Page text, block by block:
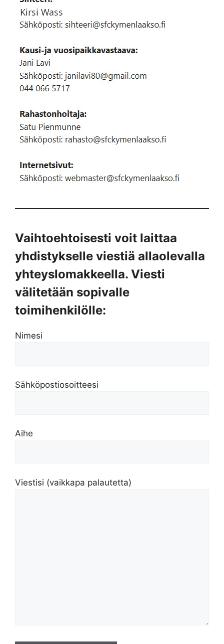
Vaihtoehtoisesti voit laittaa
yhdistykselle viestiä allaolevalla
yhteyslomakkeella. Viesti
välitetään sopivalle
toimihenkilölle:
Nimesi
Sähköpostiosoitteesi
Aihe
Viestisi (vaikkapa palautetta)